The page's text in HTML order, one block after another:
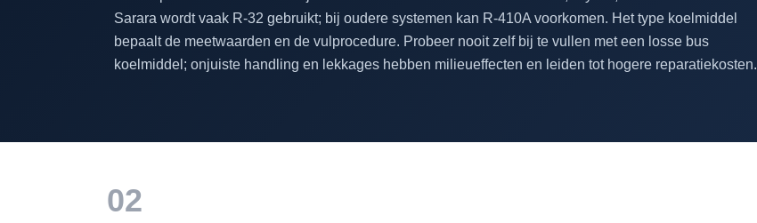
Sarara wordt vaak R-32 gebruikt; bij oudere systemen kan R-410A voorkomen. Het type koelmiddel
bepaalt de meetwaarden en de vulprocedure. Probeer nooit zelf bij te vullen met een losse bus
koelmiddel; onjuiste handling en lekkages hebben milieueffecten en leiden tot hogere reparatiekosten.
02